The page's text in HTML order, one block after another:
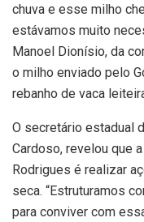
chuva e esse milho
estávamos muito
Manoel Dionísio, da
o milho enviado pelo
rebanho de vaca
O secretário estadual
Cardoso, revelou que
Rodrigues é realizar
seca. “Estruturamos
para conviver com